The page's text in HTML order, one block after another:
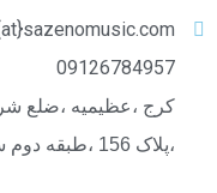
09126784957
کرج ،عظیمیه ،ضلع
،پلاک 156 ،طبقه دوم سمت راست